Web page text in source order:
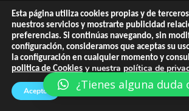
Agencia de Diseño
Esta página utiliza cookies propias y de
nuestros servicios y mostrarte publicidad
preferencias. Si continúas navegando, sin
configuración, consideramos que aceptas su
la configuración en cualquier momento y
politica de Cookies y nuestra política de
Acepto ¿Tienes alguna duda